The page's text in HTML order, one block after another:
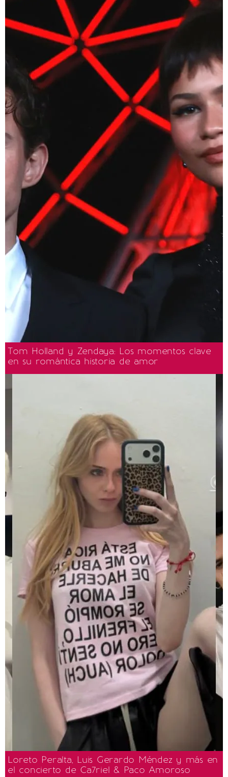
Tom Holland y Zendaya: Los momentos clave
en su romántica historia de amor
Loreto Peralta, Luis Gerardo Méndez y más en
el concierto de Ca7riel & Paco Amoroso